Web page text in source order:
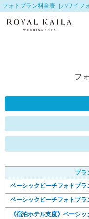
フォトプラン料金表［ハワイフ
フ
プラ
ベーシックビーチフォトプラ
ベーシックビーチフォトプラ
《宿泊ホテル支度》ベーシ